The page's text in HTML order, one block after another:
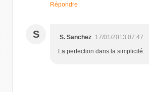
Répondre
S S. Sanchez 17/01/2013 07:47
La perfection dans la simplicité.